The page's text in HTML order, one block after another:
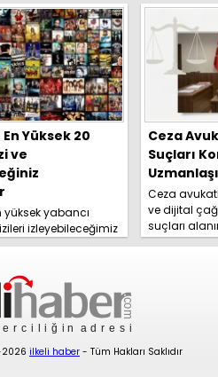
En Yüksek 20
ve
yüksek yabancı
izleyebileceğimiz
tarafından
Ceza
Suçları
Ceza
ve dijital
suçları
yolları
ilkeli haber - Tüm Hakları Saklıdır